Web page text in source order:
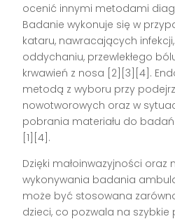
ocenić innymi metodami
Badanie wykonuje się w
kataru, nawracających
oddychaniu, przewlekłego
krwawień z nosa [2][3][4].
metodą z wyboru przy
nowotworowych oraz w
pobrania materiału do
[1][4].
Dzięki małoinwazyjności oraz
wykonywania badania
może być stosowana
dzieci, co pozwala na szybkie